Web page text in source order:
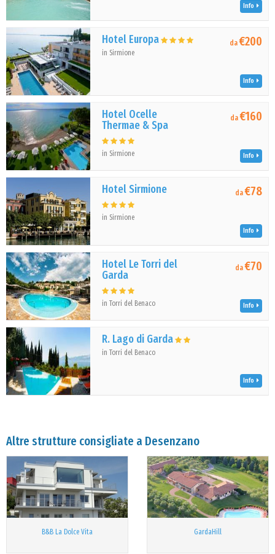
Info
Hotel Europa
in Sirmione
da€200
Info
Hotel Ocelle
Thermae & Spa
in Sirmione
da€160
Info
Hotel Sirmione
in Sirmione
da€78
Info
Hotel Le Torri del
Garda
in Torri del Benaco
da€70
Info
R. Lago di Garda
in Torri del Benaco
Info
Altre strutture consigliate a Desenzano
B&B La Dolce Vita GardaHill